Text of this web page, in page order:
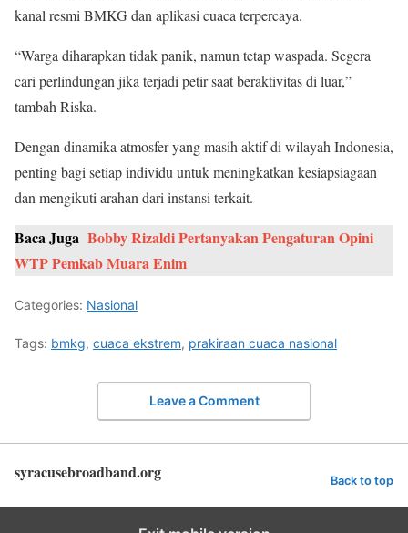
kanal resmi BMKG dan aplikasi cuaca terpercaya.
“Warga diharapkan tidak panik, namun tetap waspada. Segera
cari perlindungan jika terjadi petir saat beraktivitas di luar,”
tambah Riska.
Dengan dinamika atmosfer yang masih aktif di wilayah Indonesia,
penting bagi setiap individu untuk meningkatkan kesiapsiagaan
dan mengikuti arahan dari instansi terkait.
Baca Juga Bobby Rizaldi Pertanyakan Pengaturan Opini
WTP Pemkab Muara Enim
Categories: Nasional
Tags: bmkg, cuaca ekstrem, prakiraan cuaca nasional
Leave a Comment
syracusebroadband.org Back to top